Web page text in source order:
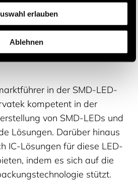
erlauben
Ablehnen
auf Innovation ist Harvatek
bevorzugten LED-
in der SMD-LED-
kompetent in der
von SMD-LEDs und
Lösungen. Darüber hinaus
IC-Lösungen für diese LED-
indem es sich auf die
stützt.